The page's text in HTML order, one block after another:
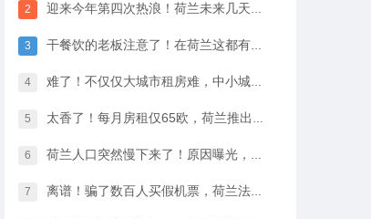
2 迎来今年第四次热浪！荷兰未来几天最高33℃，八月中开始…
3 干餐饮的老板注意了！在荷兰这都有人偷，全过程很淡定
4 难了！不仅仅大城市租房难，中小城市的房租开始暴涨
5 太香了！每月房租仅65欧，荷兰推出学生住宿优惠福利…
6 荷兰人口突然慢下来了！原因曝光，不是因为没人生孩子
7 离谱！骗了数百人买假机票，荷兰法院竟然没判他坐牢